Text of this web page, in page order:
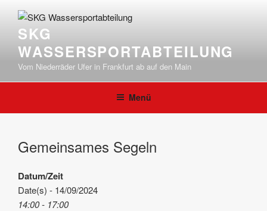
Inhalt
springenSKG
WASSERSPORTABTEILUNG
Vom Niederräder Ufer in Frankfurt ab auf den Main
Menü
Gemeinsames Segeln
Datum/Zeit
Date(s) - 14/09/2024
14:00 - 17:00